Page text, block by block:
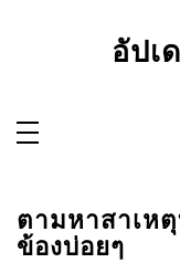
อัปเ
ตามหาสาเห
ข้องบ่อยๆ